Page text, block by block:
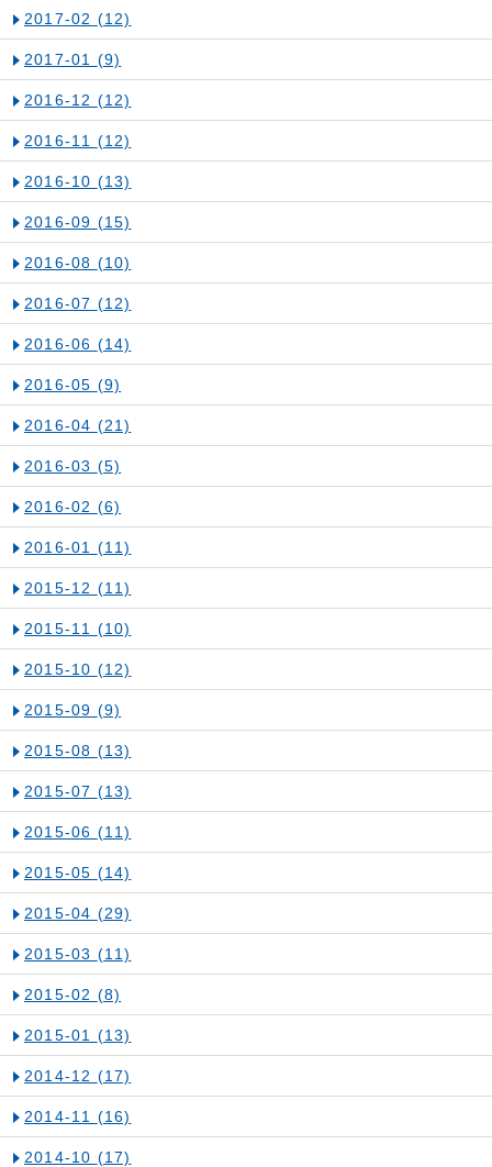
2017-02 (12)
2017-01 (9)
2016-12 (12)
2016-11 (12)
2016-10 (13)
2016-09 (15)
2016-08 (10)
2016-07 (12)
2016-06 (14)
2016-05 (9)
2016-04 (21)
2016-03 (5)
2016-02 (6)
2016-01 (11)
2015-12 (11)
2015-11 (10)
2015-10 (12)
2015-09 (9)
2015-08 (13)
2015-07 (13)
2015-06 (11)
2015-05 (14)
2015-04 (29)
2015-03 (11)
2015-02 (8)
2015-01 (13)
2014-12 (17)
2014-11 (16)
2014-10 (17)